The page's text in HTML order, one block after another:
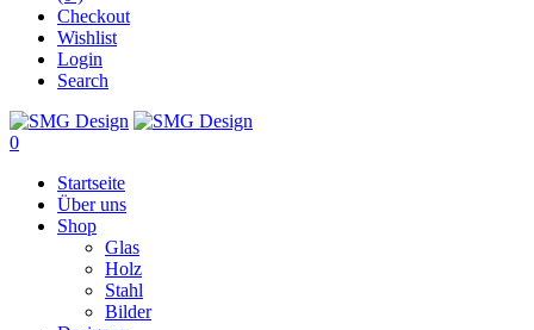
Checkout
Wishlist
Login
Search
0
Startseite
Über uns
Shop
Glas
Holz
Stahl
Bilder